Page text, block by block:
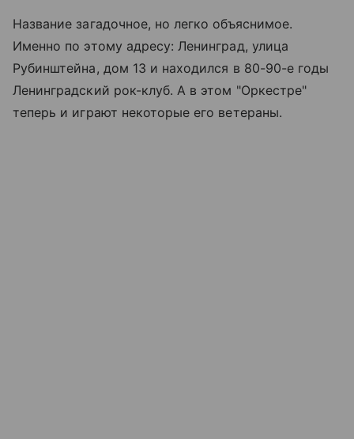
Название загадочное, но легко объяснимое.
Именно по этому адресу: Ленинград, улица
Рубинштейна, дом 13 и находился в 80-90-е годы
Ленинградский рок-клуб. А в этом "Оркестре"
теперь и играют некоторые его ветераны.